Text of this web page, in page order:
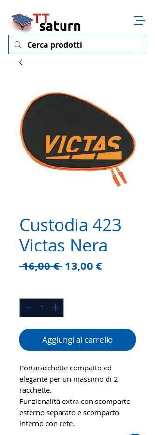
Custodia 423
Victas Nera
16,00 € Prezzo
13,00 €Prezzo
Aggiungi al carrello
Portaracchette compatto ed
elegante per un massimo di 2
racchette.
Funzionalità extra con scomparto
esterno separato e scomparto
interno con rete.